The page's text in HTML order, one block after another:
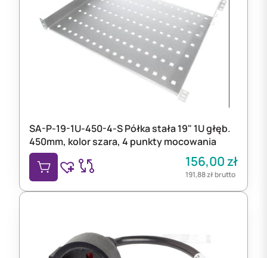
SA-P-19-1U-450-4-S Półka stała 19" 1U głęb.
450mm, kolor szara, 4 punkty mocowania
156,00zł
191,88złbrutto